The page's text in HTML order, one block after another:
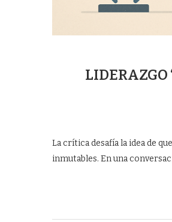
LIDERAZGO
La crítica desafía la idea de
inmutables. En una